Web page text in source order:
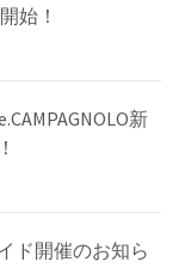
始！
新
ド開催のお知ら